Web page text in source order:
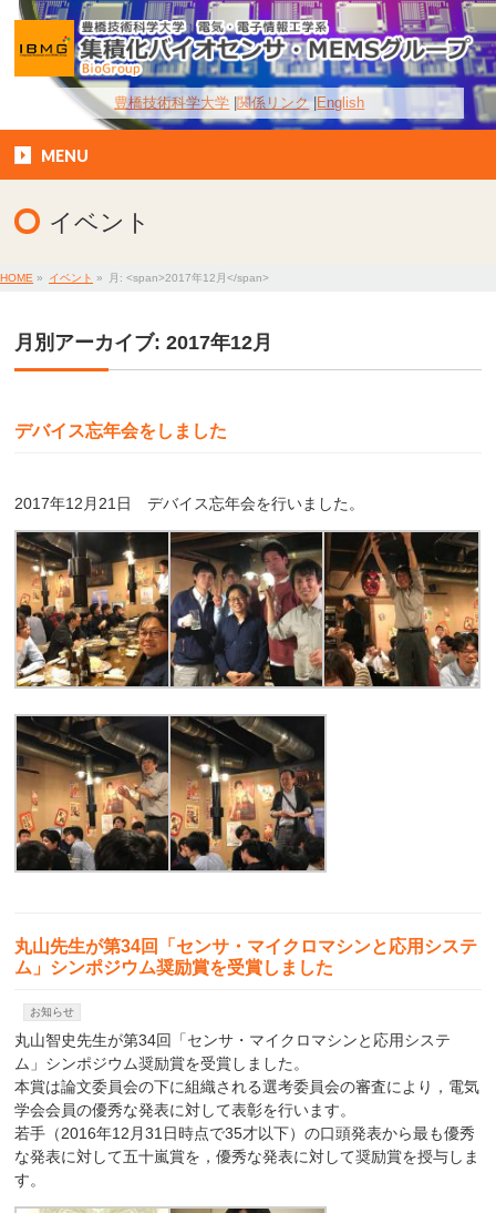
豊橋技術科学大学 関係リンク English
MENU
イベント
HOME » イベント » 月: <span>2017年12月</span>
月別アーカイブ: 2017年12月
デバイス忘年会をしました
2017年12月21日 デバイス忘年会を行いました。
丸山先生が第34回「センサ・マイクロマシンと応用システ
ム」シンポジウム奨励賞を受賞しました
お知らせ
丸山智史先生が第34回「センサ・マイクロマシンと応用システ
ム」シンポジウム奨励賞を受賞しました。
本賞は論文委員会の下に組織される選考委員会の審査により，電気
学会会員の優秀な発表に対して表彰を行います。
若手（2016年12月31日時点で35才以下）の口頭発表から最も優秀
な発表に対して五十嵐賞を，優秀な発表に対して奨励賞を授与しま
す。